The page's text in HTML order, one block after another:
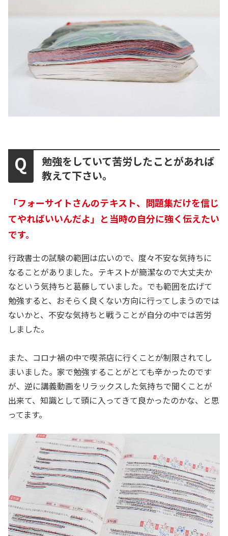
勉強をしていて苦労したことがあれば
教えて下さい。
「フォーサイトさんのテキスト、問題集だけを信じ
てやればいいんだよ」と当時の自分に強く伝えたい
です。
行政書士の試験の範囲は広いので、度々不安な気持ちに
なることがありました。テキストが簡潔なので大丈夫か
なという気持ちと葛藤していました。でも範囲を広げて
勉強すると、おそらく良くない方向に行ってしまうのでは
ないかと、不安な気持ちと戦うことが自分の中では苦労
しました。
また、コロナ禍の中で喫茶店に行くことが制限されてし
まいました。家で勉強することがとても辛かったのです
が、逆に講義動画をリラックスした気持ちで聞くことが
出来て、知識として頭に入ってきて良かったのかな、と思
ってます。